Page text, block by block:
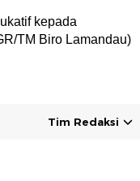
kepada
TM Biro Lamandau)
Tim Redaksi